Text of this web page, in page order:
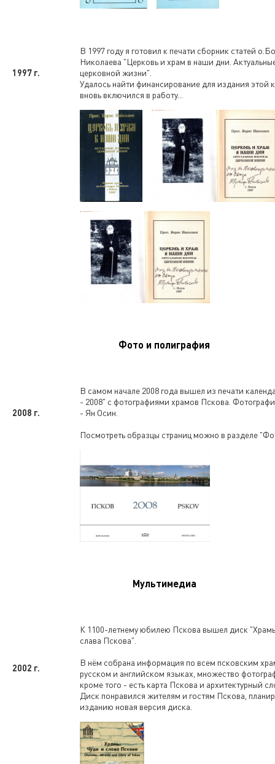
1997 г.
В 1997 году я готовил к печати сборник статей
Николаева "Церковь и храм в наши дни.
церковной жизни".
Удалось найти финансирование для издания этой
вновь включился в работу...
Фото и полиграфия
2008 г.
В самом начале 2008 года вышел из печати
- 2008" с фотографиями храмов Пскова.
- Ян Осин.
Посмотреть образцы страниц можно в разделе
Мультимедиа
2002 г.
К 1100-летнему юбилею Пскова вышел диск
слава Пскова".
В нём собрана информация по всем псковским
русском и английском языках, множество
кроме того - есть карта Пскова и архитектурный
Диск понравился жителям и гостям Пскова,
изданию новая версия диска.